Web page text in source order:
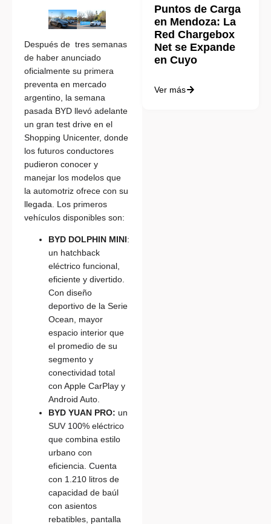
Después de tres semanas
de haber anunciado
oficialmente su primera
preventa en mercado
argentino, la semana
pasada BYD llevó adelante
un gran test drive en el
Shopping Unicenter, donde
los futuros conductores
pudieron conocer y
manejar los modelos que
la automotriz ofrece con su
llegada. Los primeros
vehículos disponibles son:
BYD DOLPHIN MINI:
un hatchback
eléctrico funcional,
eficiente y divertido.
Con diseño
deportivo de la Serie
Ocean, mayor
espacio interior que
el promedio de su
segmento y
conectividad total
con Apple CarPlay y
Android Auto.
BYD YUAN PRO: un
SUV 100% eléctrico
que combina estilo
urbano con
eficiencia. Cuenta
con 1.210 litros de
capacidad de baúl
con asientos
rebatibles, pantalla
Puntos de Carga
en Mendoza: La
Red Chargebox
Net se Expande
en Cuyo
Ver más